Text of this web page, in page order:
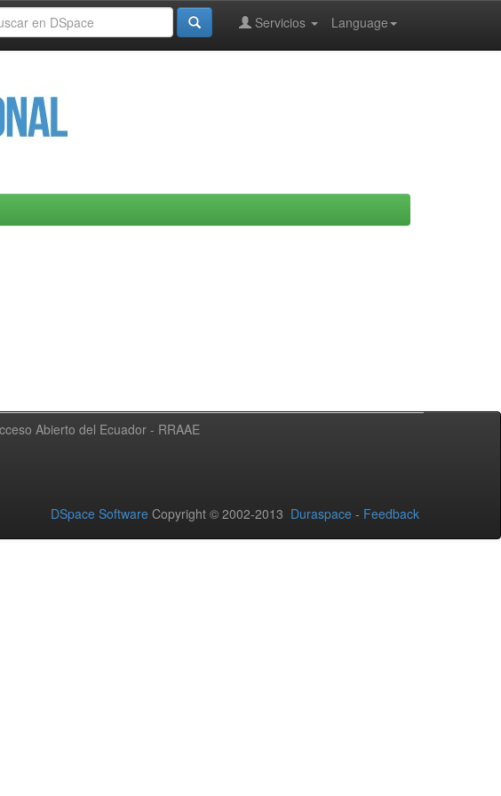
Language
Servicios
Abierto del Ecuador - RRAAE
DSpace Software Copyright © 2002-2013 Duraspace - Feedback